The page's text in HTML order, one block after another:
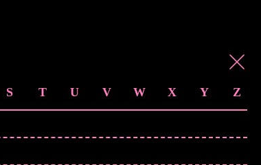
S T U V W X Y Z